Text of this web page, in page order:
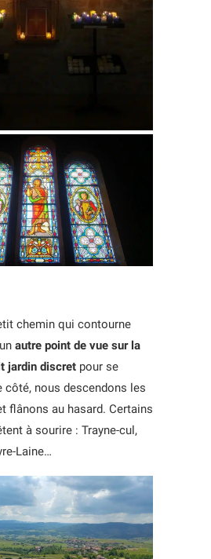
chemin qui contourne
autre point de vue sur la
jardin discret pour se
côté, nous descendons les
flânons au hasard. Certains
à sourire : Trayne-cul,
Laine…